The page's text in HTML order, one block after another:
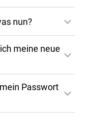
und
nun?
meine neue
Passwort